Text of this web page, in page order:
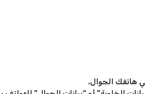
هاتفك الجوال.